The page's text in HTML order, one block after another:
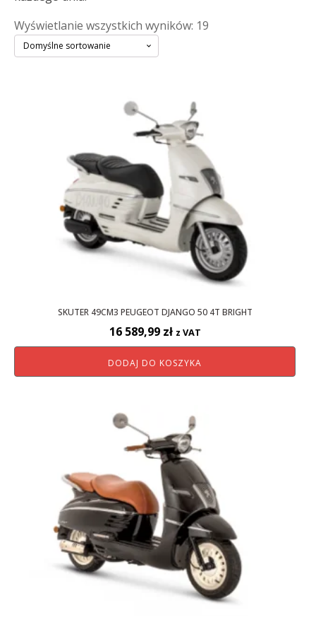
Wyświetlanie wszystkich wyników: 19
SKUTER 49CM3 PEUGEOT DJANGO 50 4T BRIGHT
16 589,99 zł z VAT
DODAJ DO KOSZYKA